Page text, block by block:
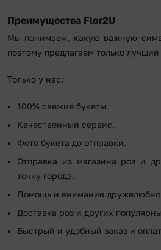
Преимущества Flor2U
Мы понимаем, какую важную
поэтому предлагаем только
Только у нас:
100% свежие букеты.
Качественный сервис.
Фото букета до отправки.
Отправка из магазина роз и
точку города.
Помощь и внимание
Доставка роз и других
Быстрый и удобный заказ и